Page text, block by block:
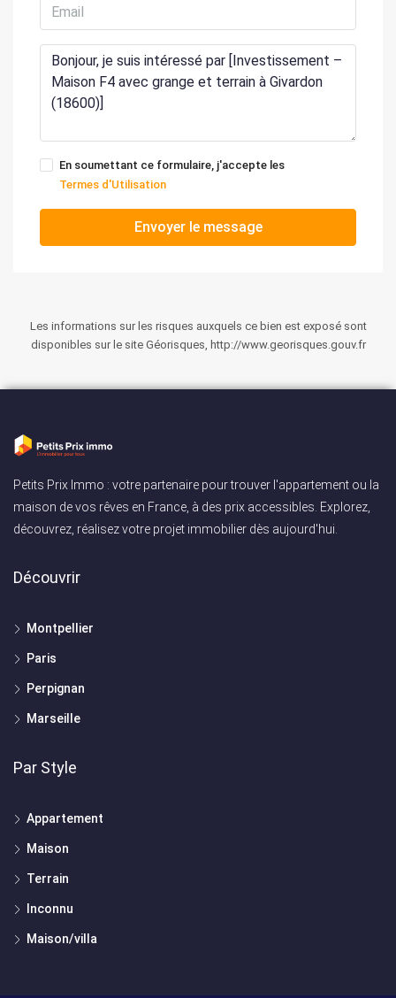
En soumettant ce formulaire, j'accepte les
Termes d'Utilisation
Envoyer le message
Les informations sur les risques auxquels ce bien est exposé sont
disponibles sur le site Géorisques, http://www.georisques.gouv.fr
Petits Prix Immo : votre partenaire pour trouver l'appartement ou la
maison de vos rêves en France, à des prix accessibles. Explorez,
découvrez, réalisez votre projet immobilier dès aujourd'hui.
Découvrir
Montpellier
Paris
Perpignan
Marseille
Par Style
Appartement
Maison
Terrain
Inconnu
Maison/villa